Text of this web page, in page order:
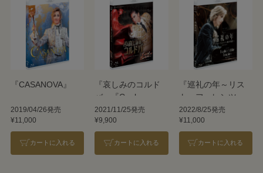
『CASANOVA』
2019/04/26発売
¥11,000
カートに入れる
『哀しみのコルド
バ』『Cool
Beast!!』
2021/11/25発売
¥9,900
カートに入れる
『巡礼の年～リス
ト・フェレンツ、
魂の彷徨～』
『Fashionable
Empire』
2022/8/25発売
¥11,000
カートに入れる